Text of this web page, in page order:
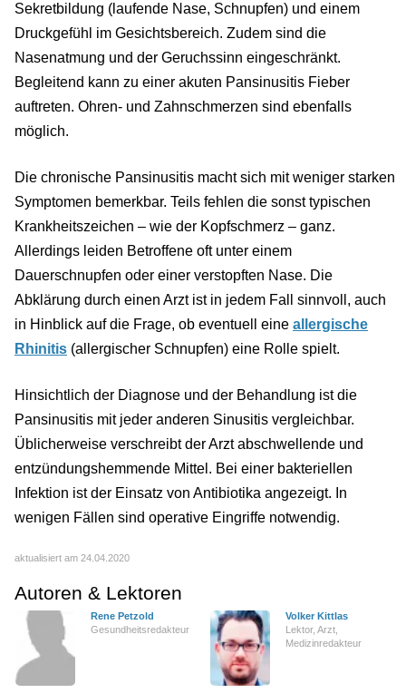
Sekretbildung (laufende Nase, Schnupfen) und einem
Druckgefühl im Gesichtsbereich. Zudem sind die
Nasenatmung und der Geruchssinn eingeschränkt.
Begleitend kann zu einer akuten Pansinusitis Fieber
auftreten. Ohren- und Zahnschmerzen sind ebenfalls
möglich.
Die chronische Pansinusitis macht sich mit weniger starken
Symptomen bemerkbar. Teils fehlen die sonst typischen
Krankheitszeichen – wie der Kopfschmerz – ganz.
Allerdings leiden Betroffene oft unter einem
Dauerschnupfen oder einer verstopften Nase. Die
Abklärung durch einen Arzt ist in jedem Fall sinnvoll, auch
in Hinblick auf die Frage, ob eventuell eine allergische
Rhinitis (allergischer Schnupfen) eine Rolle spielt.
Hinsichtlich der Diagnose und der Behandlung ist die
Pansinusitis mit jeder anderen Sinusitis vergleichbar.
Üblicherweise verschreibt der Arzt abschwellende und
entzündungshemmende Mittel. Bei einer bakteriellen
Infektion ist der Einsatz von Antibiotika angezeigt. In
wenigen Fällen sind operative Eingriffe notwendig.
aktualisiert am 24.04.2020
Autoren & Lektoren
Rene Petzold
Gesundheitsredakteur
Volker Kittlas
Lektor, Arzt,
Medizinredakteur